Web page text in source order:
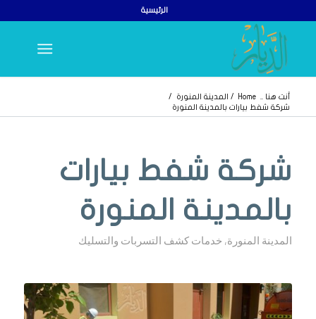
الرئيسية
أنت هنا .. Home
/ المدينة المنورة
/
شركة شفط بيارات بالمدينة المنورة
شركة شفط بيارات
بالمدينة المنورة
المدينة المنورة, خدمات كشف التسربات والتسليك